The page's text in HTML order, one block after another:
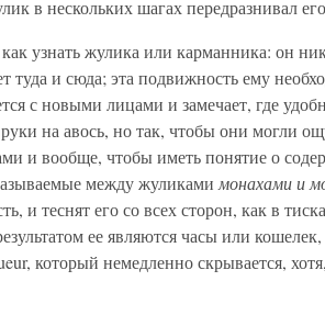
в нескольких шагах передразнивал
узнать жулика или карманника: он
туда и сюда; эта подвижность ему
с новыми лицами и замечает, где
на авось, но так, чтобы они могли
и вообще, чтобы иметь понятие о
между жуликами монахами и
и теснят его со всех сторон, как в
ее являются часы или
который немедленно скрывается,